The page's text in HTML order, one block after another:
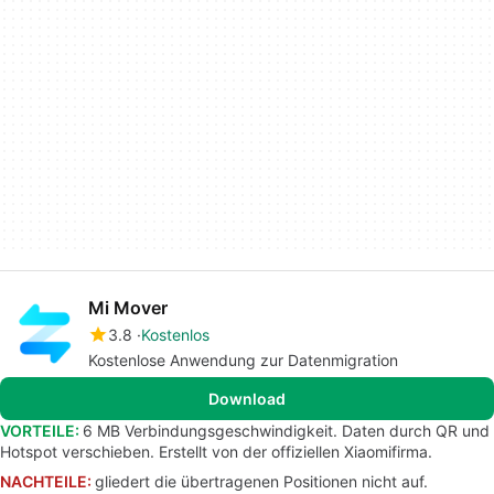
Mi Mover
3.8 Kostenlos
Kostenlose Anwendung zur Datenmigration
Download
VORTEILE: 6 MB Verbindungsgeschwindigkeit. Daten durch QR und
Hotspot verschieben. Erstellt von der offiziellen Xiaomifirma.
NACHTEILE: gliedert die übertragenen Positionen nicht auf.